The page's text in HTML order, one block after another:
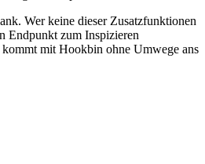
Wer keine dieser Zusatzfunktionen
Endpunkt zum Inspizieren
mit Hookbin ohne Umwege ans